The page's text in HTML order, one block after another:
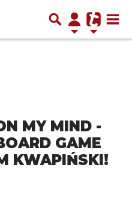
MY MIND -
GAME
KWAPIŃSKI!